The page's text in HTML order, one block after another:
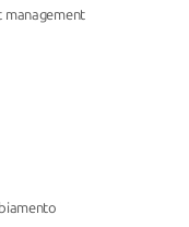
management